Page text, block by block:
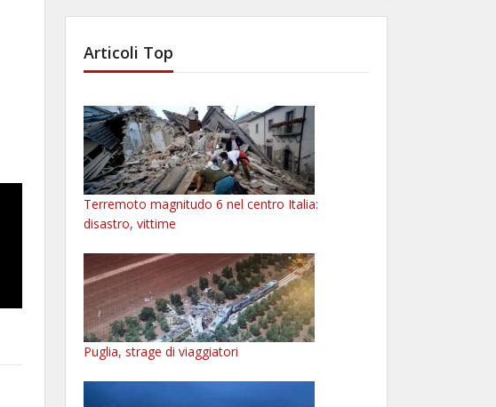
Articoli Top
Terremoto magnitudo 6 nel centro Italia:
disastro, vittime
Puglia, strage di viaggiatori